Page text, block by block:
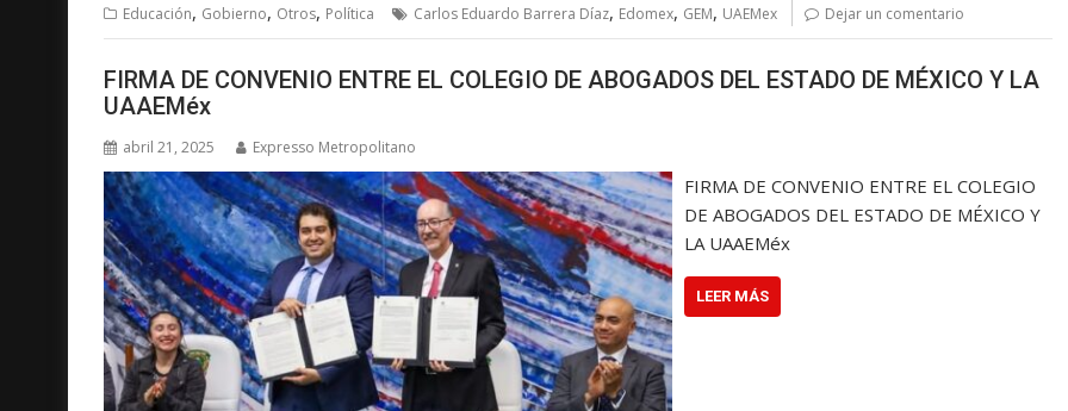
Educación, Gobierno, Otros, Política Carlos Eduardo Barrera Díaz, Edomex, GEM, UAEMex Dejar un comentario
FIRMA DE CONVENIO ENTRE EL COLEGIO DE ABOGADOS DEL ESTADO DE MÉXICO Y LA
UAAEMéx
abril 21, 2025 Expresso Metropolitano
FIRMA DE CONVENIO ENTRE EL COLEGIO
DE ABOGADOS DEL ESTADO DE MÉXICO Y
LA UAAEMéx
LEER MÁS